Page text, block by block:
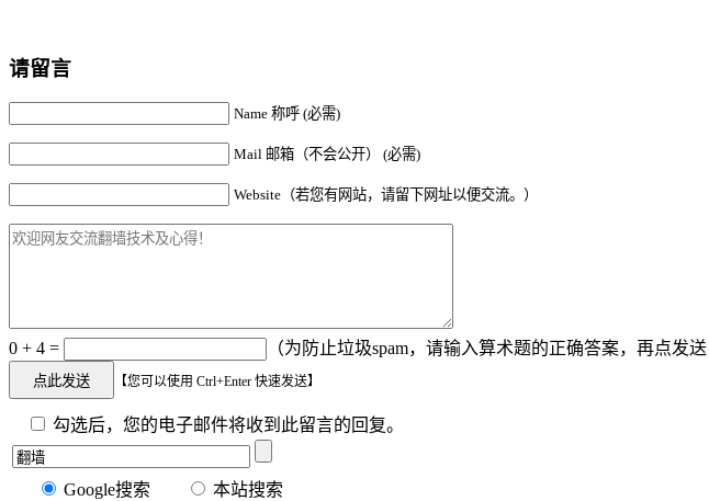
请留言
Name 称呼 (必需)
Mail 邮箱（不会公开） (必需)
Website（若您有网站，请留下网址以便交流。）
0 + 4 = （为防止垃圾spam，请输入算术题的正确答案，再点发
【您可以使用 Ctrl+Enter 快速发送】
勾选后，您的电子邮件将收到此留言的回复。
Google搜索 本站搜索